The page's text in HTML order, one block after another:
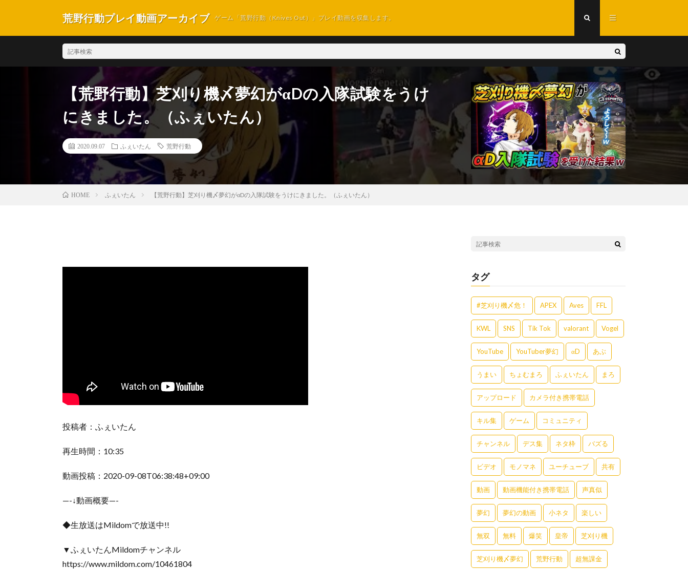
荒野行動プレイ動画アーカイブ ゲーム「荒野行動（Knives Out）」プレイ動画を収集します。
【荒野行動】芝刈り機〆夢幻がαDの入隊試験をうけ
にきました。（ふぇいたん）
2020.09.07 ふぇいたん 荒野行動
HOME ふぇいたん 【荒野行動】芝刈り機〆夢幻がαDの入隊試験をうけにきました。（ふぇいたん）
投稿者：ふぇいたん
再生時間：10:35
動画投稿：2020-09-08T06:38:48+09:00
—-↓動画概要—-
◆生放送はMildomで放送中!!
▼ふぇいたんMildomチャンネル
https://www.mildom.com/10461804
タグ
#芝刈り機〆危！ APEX Aves FFL
KWL SNS Tik Tok valorant Vogel
YouTube YouTuber夢幻 αD あぶ
うまい ちょむまろ ふぇいたん まろ
アップロード カメラ付き携帯電話
キル集 ゲーム コミュニティ
チャンネル デス集 ネタ枠 バズる
ビデオ モノマネ ユーチューブ 共有
動画 動画機能付き携帯電話 声真似
夢幻 夢幻の動画 小ネタ 楽しい
無双 無料 爆笑 皇帝 芝刈り機
芝刈り機〆夢幻 荒野行動 超無課金